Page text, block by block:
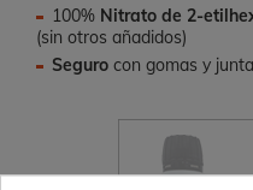
100% Nitrato de 2-
(sin otros añadidos)
Seguro con gomas y